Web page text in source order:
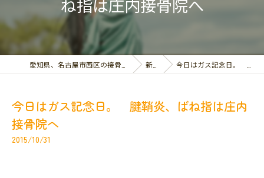
ね指は庄内接骨院へ
新着情報 今日はガス記念日。 腱鞘炎、ばね指は庄内接骨院へ
今日はガス記念日。 腱鞘炎、ばね指は庄内
接骨院へ
2015/10/31